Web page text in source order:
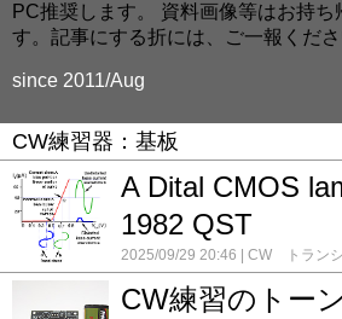
PC推奨します。 資料画像等はお持
す。記事にする折には、ご一報くださ
since 2011/Aug
CW練習器：基板
A Dital CMOS
1982 QST
2025/09/29 20:46 CW トラン
タ ever 599 type C
CWフィル
習器：基板
コメント(0)
CW練習のトー